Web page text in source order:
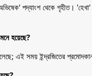
পদ্যাংশ থেকে গৃহীত।
হয়েছে?
এই সময় ইন্দ্রজিতের